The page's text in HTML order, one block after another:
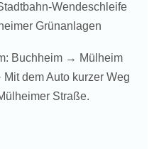
Wendeschleife
Grünanlagen
Buchheim → Mülheim
dem Auto kurzer Weg
Straße.